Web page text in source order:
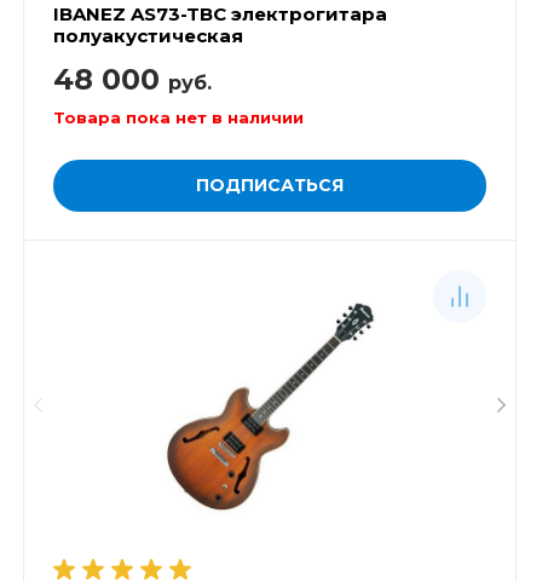
IBANEZ AS73-TBC электрогитара
полуакустическая
48 000 руб.
Товара пока нет в наличии
ПОДПИСАТЬСЯ